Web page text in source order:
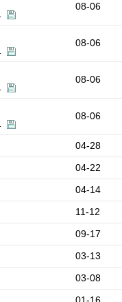
08-06
08-06
08-06
08-06
04-28
04-22
04-14
11-12
09-17
03-13
03-08